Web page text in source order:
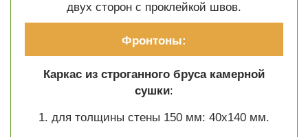
двух сторон с проклейкой швов.
Фронтоны:
Каркас из строганного бруса камерной
сушки:
1. для толщины стены 150 мм: 40х140 мм.